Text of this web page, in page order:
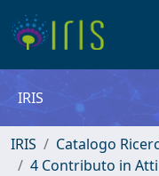
IRIS
IRIS
Catalogo
4 Contributo in